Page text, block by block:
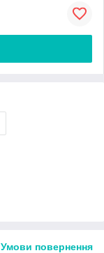
Умови повернення